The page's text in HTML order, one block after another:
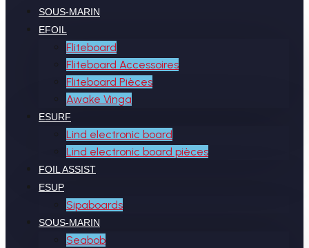
SOUS-MARIN
EFOIL
Fliteboard
Fliteboard Accessoires
Fliteboard Pièces
Awake Vinga
ESURF
Lind electronic board
Lind electronic board pièces
FOIL ASSIST
ESUP
Sipaboards
SOUS-MARIN
Seabob